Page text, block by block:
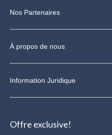
Nos Partenaires
À propos de nous
Information Juridique
Offre exclusive!